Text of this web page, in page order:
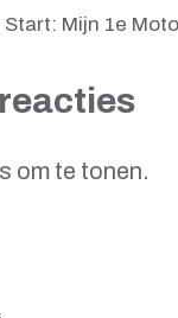
Mijn 1e
om te tonen.